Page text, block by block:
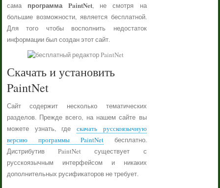
сама программа PaintNet, не смотря на
большие возможности, является бесплатной.
Для того чтобы восполнить недостаток
информации был создан этот сайт.
Скачать и установить
PaintNet
Сайт содержит несколько тематических
разделов. Прежде всего, на нашем сайте вы
можете узнать, где скачать русскоязычную
версию программы PaintNetбесплатно.
Дистрибутив PaintNet существует с
русскоязычным интерфейсом и никаких
дополнительных русификаторов не требует.